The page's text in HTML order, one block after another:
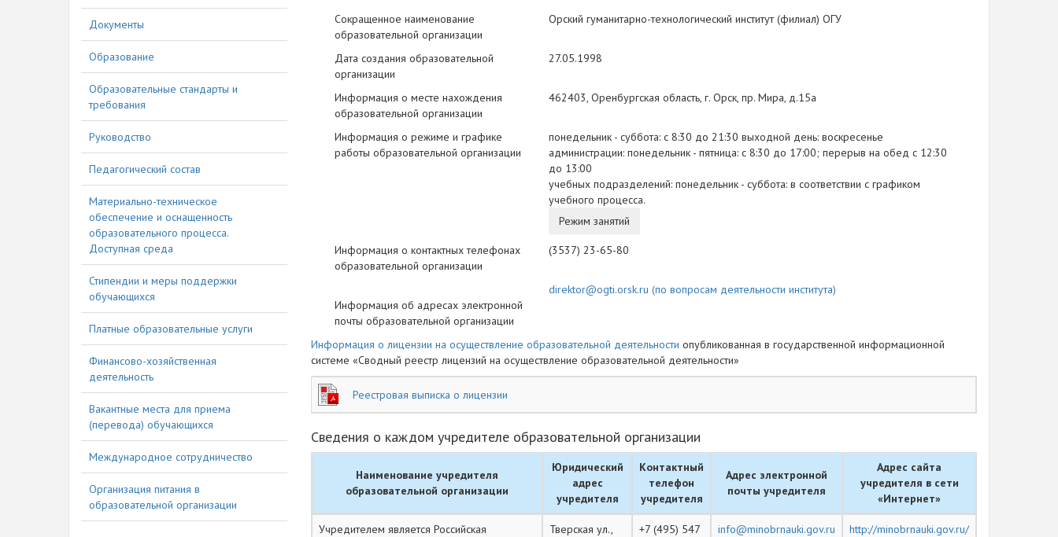
Документы
Образование
Образовательные стандарты и
требования
Руководство
Педагогический состав
Материально-техническое
обеспечение и оснащенность
образовательного процесса.
Доступная среда
Стипендии и меры поддержки
обучающихся
Платные образовательные услуги
Финансово-хозяйственная
деятельность
Вакантные места для приема
(перевода) обучающихся
Международное сотрудничество
Организация питания в
образовательной организации
Сокращенное наименование
образовательной организации
Орский гуманитарно-технологический институт (филиал) ОГУ
Дата создания образовательной
организации
27.05.1998
Информация о месте нахождения
образовательной организации
462403, Оренбургская область, г. Орск, пр. Мира, д.15а
Информация о режиме и графике
работы образовательной организации
понедельник - суббота: с 8:30 до 21:30 выходной день: воскресенье
администрации: понедельник - пятница: с 8:30 до 17:00; перерыв на обед с 12:30
до 13:00
учебных подразделений: понедельник - суббота: в соответствии с графиком
учебного процесса.
Режим занятий
Информация о контактных телефонах
образовательной организации
(3537) 23-65-80
Информация об адресах электронной
почты образовательной организации
direktor@ogti.orsk.ru (по вопросам деятельности института)
Информация о лицензии на осуществление образовательной деятельности опубликованная в государственной информационной
системе «Сводный реестр лицензий на осуществление образовательной деятельности»
Реестровая выписка о лицензии
Сведения о каждом учредителе образовательной организации
Наименование учредителя
образовательной организации
Юридический
адрес
учредителя
Контактный
телефон
учредителя
Адрес электронной
почты учредителя
Адрес сайта
учредителя в сети
«Интернет»
Учредителем является Российская
Тверская ул.,
+7 (495) 547
info@minobrnauki.gov.ru http://minobrnauki.gov.ru/